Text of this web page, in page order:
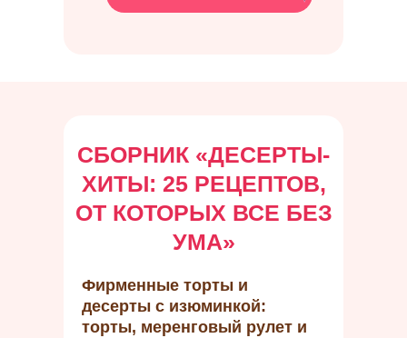
СБОРНИК «ДЕСЕРТЫ-
ХИТЫ: 25 РЕЦЕПТОВ,
ОТ КОТОРЫХ ВСЕ БЕЗ
УМА»
Фирменные торты и
десерты с изюминкой:
торты, меренговый рулет и